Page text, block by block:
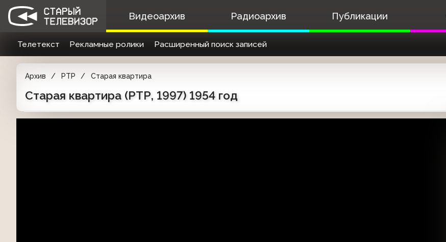
Видеоархив Радиоархив Публикации
Телетекст Рекламные ролики Расширенный поиск записей
Архив РТР Старая квартира
Старая квартира (РТР, 1997) 1954 год